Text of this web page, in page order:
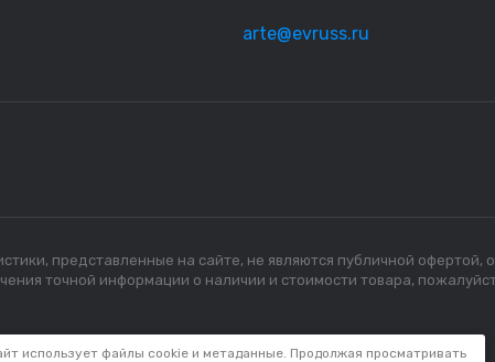
arte@evruss.ru
представленные на сайте, не являются публичной
точной информации о наличии и стоимости товара,
использует файлы cookie и метаданные. Продолжая просматривать